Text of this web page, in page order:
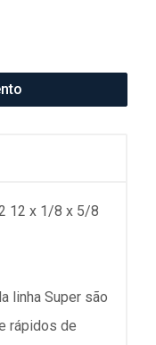
12 x 1/8 x 5/8
linha Super são
rápidos de